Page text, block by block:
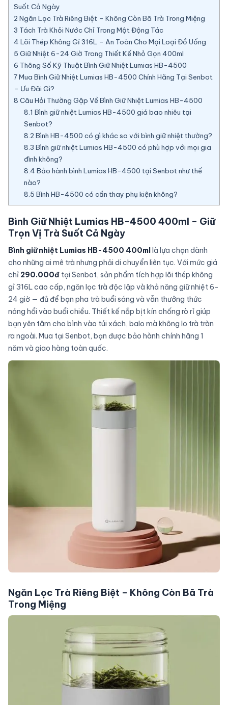
Suốt Cả Ngày
2 Ngăn Lọc Trà Riêng Biệt – Không Còn Bã Trà Trong Miệng
3 Tách Trà Khỏi Nước Chỉ Trong Một Động Tác
4 Lõi Thép Không Gỉ 316L – An Toàn Cho Mọi Loại Đồ Uống
5 Giữ Nhiệt 6-24 Giờ Trong Thiết Kế Nhỏ Gọn 400ml
6 Thông Số Kỹ Thuật Bình Giữ Nhiệt Lumias HB-4500
7Mua Bình Giữ Nhiệt Lumias HB-4500 Chính Hãng Tại Senbot
– Ưu Đãi Gì?
8 Câu Hỏi Thường Gặp Về Bình Giữ Nhiệt Lumias HB-4500
8.1 Bình giữ nhiệt Lumias HB-4500 giá bao nhiêu tại
Senbot?
8.2 Bình HB-4500 có gì khác so với bình giữ nhiệt thường?
8.3 Bình giữ nhiệt Lumias HB-4500 có phù hợp với mọi gia
đình không?
8.4 Bảo hành bình Lumias HB-4500 tại Senbot như thế
nào?
8.5 Bình HB-4500 có cần thay phụ kiện không?
Bình Giữ Nhiệt Lumias HB-4500 400ml – Giữ
Trọn Vị Trà Suốt Cả Ngày
Bình giữ nhiệt Lumias HB-4500 400mllà lựa chọn dành
cho những ai mê trà nhưng phải di chuyển liên tục. Với mức giá
chỉ 290.000đ tại Senbot, sản phẩm tích hợp lõi thép không
gỉ 316L cao cấp, ngăn lọc trà độc lập và khả năng giữ nhiệt 6-
24 giờ — đủ để bạn pha trà buổi sáng và vẫn thưởng thức
nóng hổi vào buổi chiều. Thiết kế nắp bịt kín chống rò rỉ giúp
bạn yên tâm cho bình vào túi xách, balo mà không lo trà tràn
ra ngoài. Mua tại Senbot, bạn được bảo hành chính hãng 1
năm và giao hàng toàn quốc.
Ngăn Lọc Trà Riêng Biệt – Không Còn Bã Trà
Trong Miệng